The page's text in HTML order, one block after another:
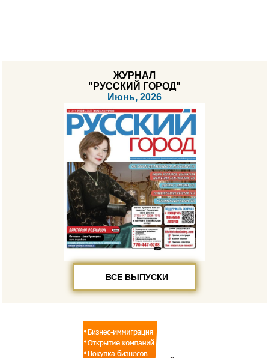
ЖУРНАЛ
"РУССКИЙ ГОРОД"
Июнь, 2026
ВСЕ ВЫПУСКИ